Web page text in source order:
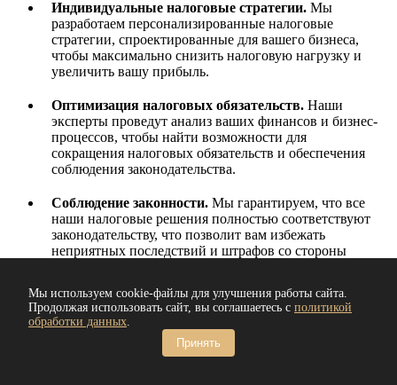
Индивидуальные налоговые стратегии. Мы
разработаем персонализированные налоговые
стратегии, спроектированные для вашего бизнеса,
чтобы максимально снизить налоговую нагрузку и
увеличить вашу прибыль.
Оптимизация налоговых обязательств. Наши
эксперты проведут анализ ваших финансов и бизнес-
процессов, чтобы найти возможности для
сокращения налоговых обязательств и обеспечения
соблюдения законодательства.
Соблюдение законности. Мы гарантируем, что все
наши налоговые решения полностью соответствуют
законодательству, что позволит вам избежать
неприятных последствий и штрафов со стороны
Возможно получение бесплатной консультации по любой
услуге налогового консультанта.
Мы используем cookie-файлы для улучшения работы сайта.
Продолжая использовать сайт, вы соглашаетесь с политикой
обработки данных.
Принять